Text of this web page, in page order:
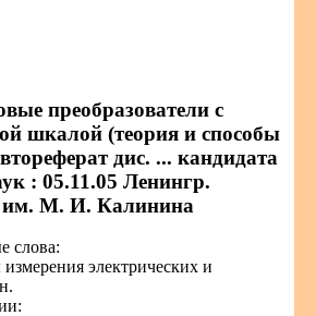
преобразователи с
шкалой (теория и способы
дис. ... кандидата
: 05.11.05 Ленингр.
им. М. И. Калинина
слова:
электрических и